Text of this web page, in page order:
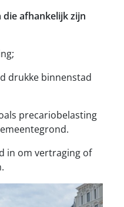
afhankelijk zijn
drukke binnenstad
precariobelasting
in om vertraging of